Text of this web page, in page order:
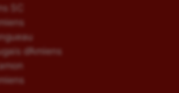
SC
d’Amiens